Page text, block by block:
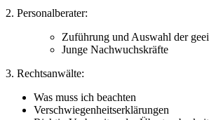
2. Personalberater:
Zuführung und Auswahl der
Junge Nachwuchskräfte
3. Rechtsanwälte:
Was muss ich beachten
Verschwiegenheitserklärungen